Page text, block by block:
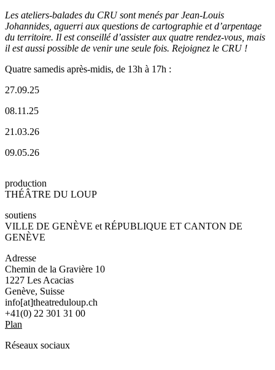
Les ateliers-balades du CRU sont menés par Jean-Louis
Johannides, aguerri aux questions de cartographie et d’arpentage
du territoire. Il est conseillé d’assister aux quatre rendez-vous, mais
il est aussi possible de venir une seule fois. Rejoignez le CRU !
Quatre samedis après-midis, de 13h à 17h :
27.09.25
08.11.25
21.03.26
09.05.26
production
THÉÂTRE DU LOUP
soutiens
VILLE DE GENÈVE et RÉPUBLIQUE ET CANTON DE
GENÈVE
Adresse
Chemin de la Gravière 10
1227 Les Acacias
Genève, Suisse
info[at]theatreduloup.ch
+41(0) 22 301 31 00
Plan
Réseaux sociaux